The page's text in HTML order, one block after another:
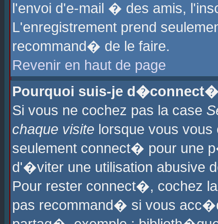
l'envoi d'e-mail � des amis,
L'enregistrement prend
recommand� de le faire.
Revenir en haut de page
Pourquoi suis-je
Si vous ne cochez pas la case
chaque visite lorsque vous
seulement connect� pour une
d'�viter une utilisation abusive
Pour rester connect�, cochez
pas recommand� si vous